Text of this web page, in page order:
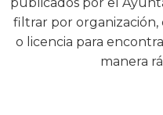
filtrar por
o licencia para
manera